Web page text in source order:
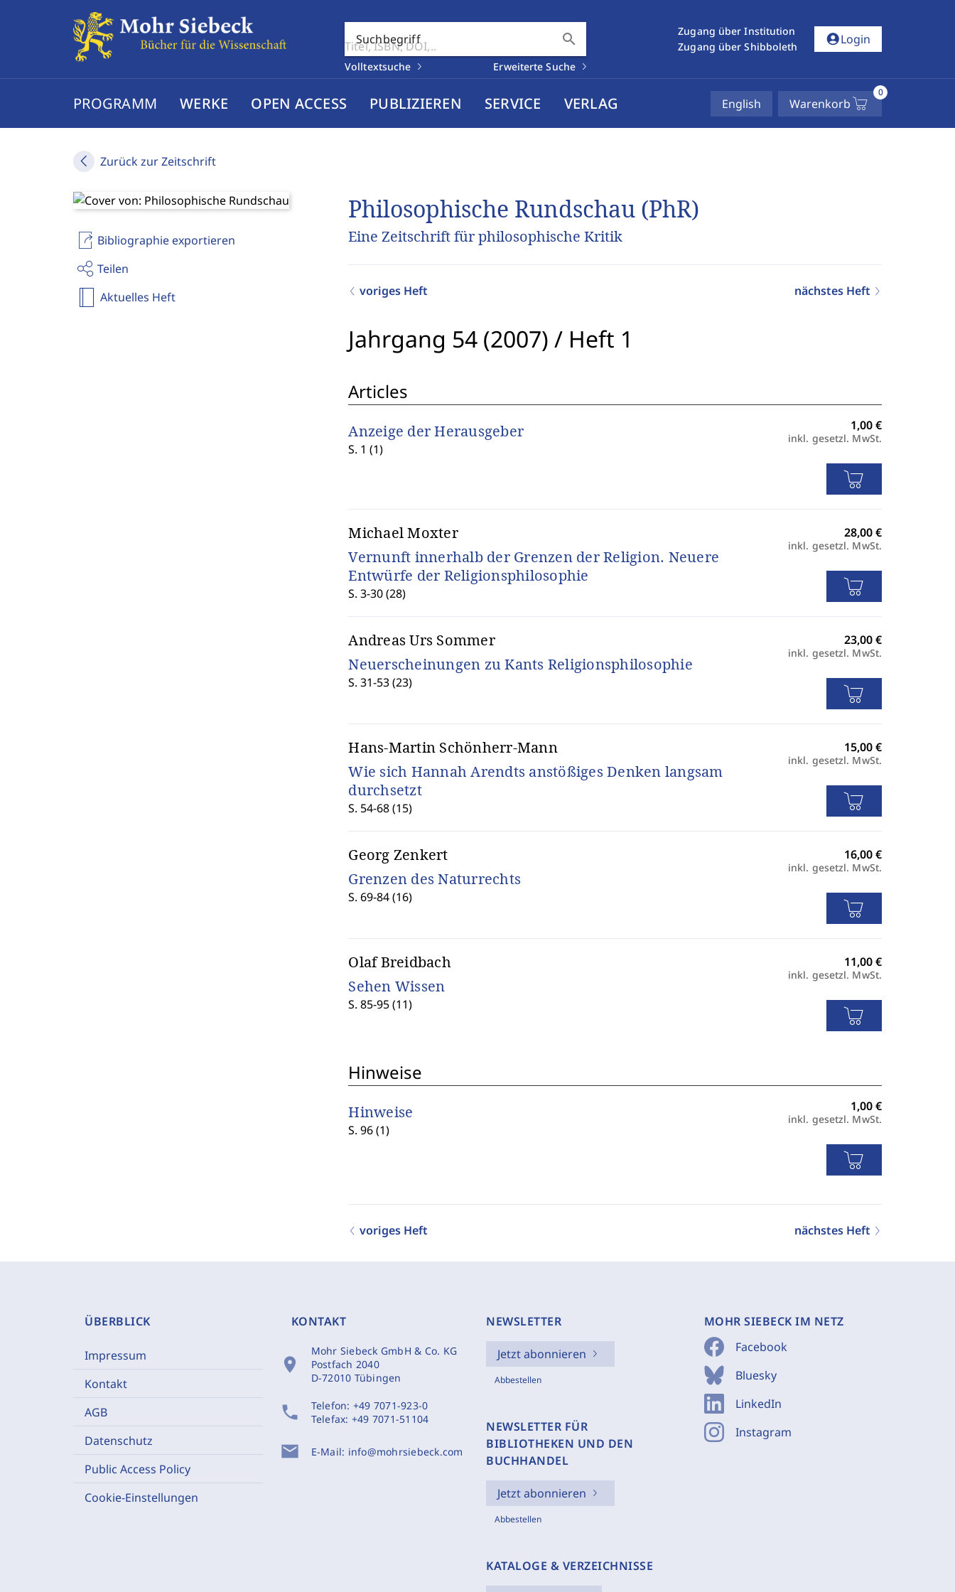
Suchbegriff search
Volltextsuche Erweiterte Suche
Zugang über Institution
Zugang über Shibboleth
account_circleLogin
PROGRAMM WERKE OPEN ACCESS PUBLIZIEREN SERVICE VERLAG English Warenkorb
0
Zurück zur Zeitschrift
Bibliographie exportieren
Teilen
Aktuelles Heft
Philosophische Rundschau (PhR)
Eine Zeitschrift für philosophische Kritik
voriges Heft nächstes Heft
Jahrgang 54 (2007) / Heft 1
Articles
Anzeige der Herausgeber
S. 1 (1)
inkl. gesetzl. MwSt.
Michael Moxter
Vernunft innerhalb der Grenzen der Religion. Neuere
Entwürfe der Religionsphilosophie
S. 3-30 (28)
inkl. gesetzl. MwSt.
Andreas Urs Sommer
Neuerscheinungen zu Kants Religionsphilosophie
S. 31-53 (23)
inkl. gesetzl. MwSt.
Hans-Martin Schönherr-Mann
Wie sich Hannah Arendts anstößiges Denken langsam
durchsetzt
S. 54-68 (15)
inkl. gesetzl. MwSt.
Georg Zenkert
Grenzen des Naturrechts
S. 69-84 (16)
inkl. gesetzl. MwSt.
Olaf Breidbach
Sehen Wissen
S. 85-95 (11)
inkl. gesetzl. MwSt.
Hinweise
Hinweise
S. 96 (1)
inkl. gesetzl. MwSt.
voriges Heft nächstes Heft
ÜBERBLICK
Impressum
Kontakt
AGB
Datenschutz
Public Access Policy
Cookie-Einstellungen
KONTAKT
location_on
Mohr Siebeck GmbH & Co. KG
Postfach 2040
D-72010 Tübingen
phone Telefon: +49 7071-923-0
Telefax: +49 7071-51104
mail E-Mail: info@mohrsiebeck.com
NEWSLETTER
Jetzt abonnieren
Abbestellen
NEWSLETTER FÜR
BIBLIOTHEKEN UND DEN
BUCHHANDEL
Jetzt abonnieren
Abbestellen
KATALOGE & VERZEICHNISSE
MOHR SIEBECK IM NETZ
Facebook
Bluesky
LinkedIn
Instagram